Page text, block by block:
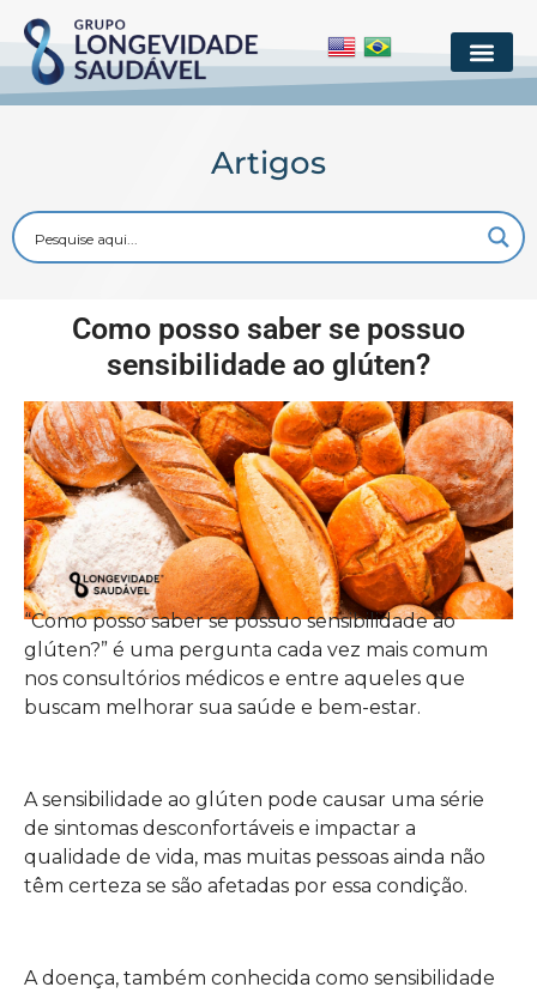
Artigos
Como posso saber se possuo
sensibilidade ao glúten?
“Como posso saber se possuo sensibilidade ao
glúten?” é uma pergunta cada vez mais comum
nos consultórios médicos e entre aqueles que
buscam melhorar sua saúde e bem-estar.
A sensibilidade ao glúten pode causar uma série
de sintomas desconfortáveis e impactar a
qualidade de vida, mas muitas pessoas ainda não
têm certeza se são afetadas por essa condição.
A doença, também conhecida como sensibilidade